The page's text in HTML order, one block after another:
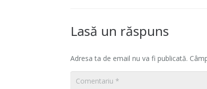
Lasă un răspuns
Adresa ta de email nu va fi publicată.